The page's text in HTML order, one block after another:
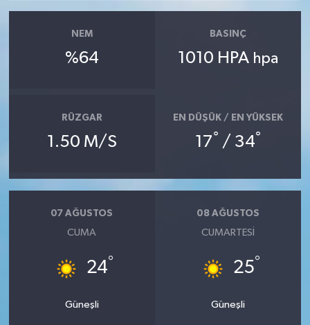
NEM
%64
BASINÇ
1010 HPA hpa
RÜZGAR
1.50 M/S
EN DÜŞÜK / EN YÜKSEK
17° / 34°
07 AĞUSTOS
CUMA
24°
Güneşli
08 AĞUSTOS
CUMARTESI
25°
Güneşli